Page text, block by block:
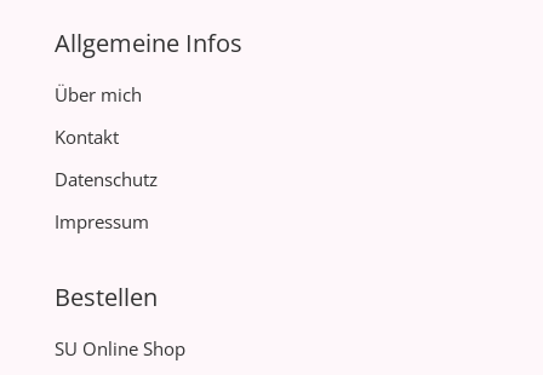
Allgemeine Infos
Über mich
Kontakt
Datenschutz
Impressum
Bestellen
SU Online Shop